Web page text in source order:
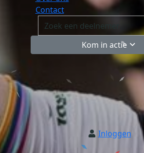
Contact
Kom in actie
Inloggen